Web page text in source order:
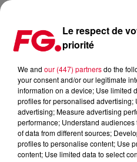
CLUB FG : MDL BEAST
Le respect de
priorité
We and our (447) partnersdo the
your consent and/or our legitimate
information on a device; Use limited
profiles for personalised
advertising; Measure advertising
performance; Understand
of data from different sources;
profiles to personalise content; Use
content; Use limited data to select